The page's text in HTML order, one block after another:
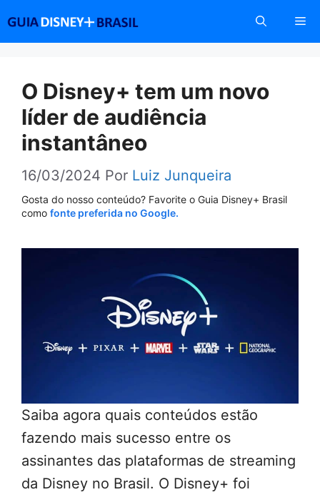
conteúdo
O Disney+ tem um novo
líder de audiência
instantâneo
16/03/2024 Por Luiz Junqueira
Gosta do nosso conteúdo? Favorite o Guia Disney+ Brasil
como fonte preferida no Google.
Saiba agora quais conteúdos estão
fazendo mais sucesso entre os
assinantes das plataformas de streaming
da Disney no Brasil. O Disney+ foi